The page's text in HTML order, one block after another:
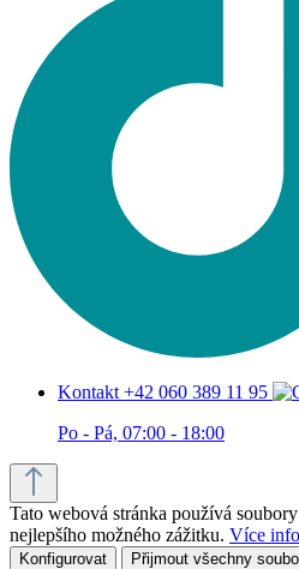
Kontakt +42 060 389 11 95
Po - Pá, 07:00 - 18:00
Tato webová stránka používá
nejlepšího možného zážitku. Více
Konfigurovat Přijmout všechny